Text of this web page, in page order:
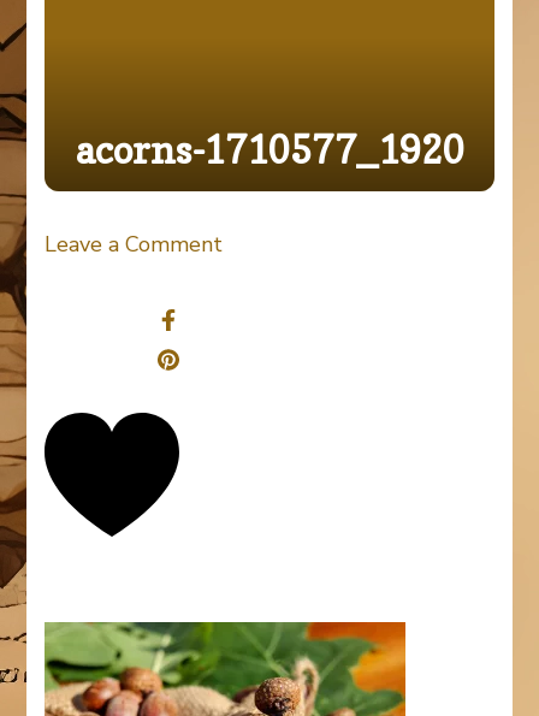
acorns-1710577_1920
Leave a Commenton